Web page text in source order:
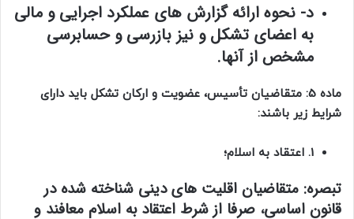
د- نحوه ارائه گزارش های عملکرد اجرایی و مالی
به‌ اعضای تشکل و نیز بازرسی و حسابرسی
مشخص از آنها.
ماده 5: متقاضیان تأسیس، عضویت و ‌ارکان تشکل باید دارای
شرایط زیر باشند:
1. اعتقاد به اسلام؛
تبصره: متقاضیان اقلیت های دینی شناخته شده در
قانون اساسی، صرفا از شرط اعتقاد به اسلام معافند و